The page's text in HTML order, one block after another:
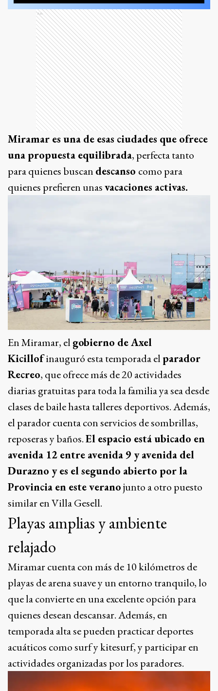
Ads
Miramar es una de esas ciudades que ofrece
una propuesta equilibrada, perfecta tanto
para quienes buscan descanso como para
quienes prefieren unasvacaciones activas.
En Miramar, el gobierno de Axel
Kicillofinauguró esta temporada el parador
Recreo, que ofrece más de 20 actividades
diarias gratuitas para toda la familia ya sea desde
clases de baile hasta talleres deportivos. Además,
el parador cuenta con servicios de sombrillas,
reposeras y baños.El espacio está ubicado en
avenida 12 entre avenida 9 y avenida del
Durazno y es el segundo abierto por la
Provincia en este veranojunto a otro puesto
similar en Villa Gesell.
Playas amplias y ambiente
relajado
Miramar cuenta con más de 10 kilómetros de
playas de arena suave y un entorno tranquilo, lo
que la convierte en una excelente opción para
quienes desean descansar. Además, en
temporada alta se pueden practicar deportes
acuáticos como surf y kitesurf, y participar en
actividades organizadas por los paradores.